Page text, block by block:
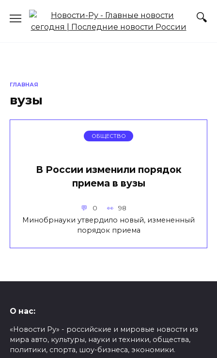
содержанию
ГЛАВНАЯ
вузы
ОБЩЕСТВО
В России изменили порядок
приема в вузы
0 98
Минобрнауки утвердило новый, измененный
порядок приема
О нас:
«Новости Ру» - российские и мировые новости из
мира авто, культуры, науки и техники, общества,
политики, спорта, шоу-бизнеса, экономики.